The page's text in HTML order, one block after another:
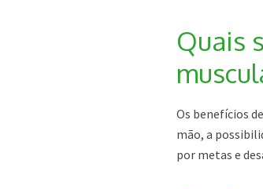
Quais
Os benefícios
mão, a
por metas e